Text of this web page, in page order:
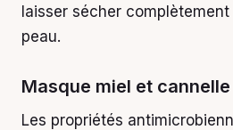
laisser sécher complètement
peau.
Masque miel et
Les propriétés